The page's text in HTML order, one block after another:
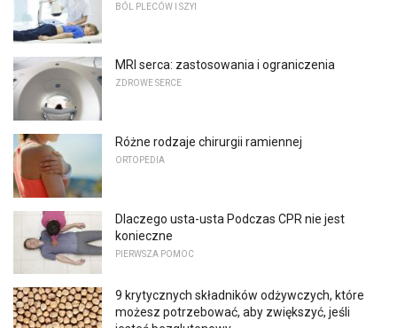
BÓL PLECÓW I SZYI
MRI serca: zastosowania i ograniczenia
ZDROWE SERCE
Różne rodzaje chirurgii ramiennej
ORTOPEDIA
Dlaczego usta-usta Podczas CPR nie jest
konieczne
PIERWSZA POMOC
9 krytycznych składników odżywczych, które
możesz potrzebować, aby zwiększyć, jeśli